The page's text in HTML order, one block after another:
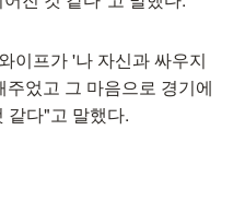
이프가 '나 자신과 싸우지
었고 그 마음으로 경기에
같다"고 말했다.